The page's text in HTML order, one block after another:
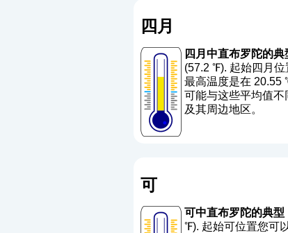
四月
四月中直布罗陀的
(57.2 ℉). 起始四月
最高温度是在 20.55
可能与这些平均值
及其周边地区。
可
可中直布罗陀的典
℉). 起始可位置您可